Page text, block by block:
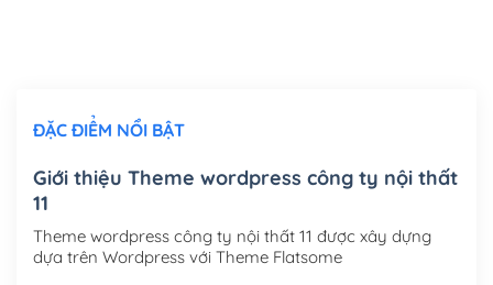
Mua thêm Host + Tên miền
Tên miền quốc tế .com .net .org (1 năm)
(+300,000₫)
Hosting 2GB SSD (1 năm)(+450,000₫)
ĐẶC ĐIỂM NỔI BẬT
Giới thiệu Theme wordpress công ty nội thất
11
Theme wordpress công ty nội thất 11 được xây dựng
dựa trên Wordpress với Theme Flatsome